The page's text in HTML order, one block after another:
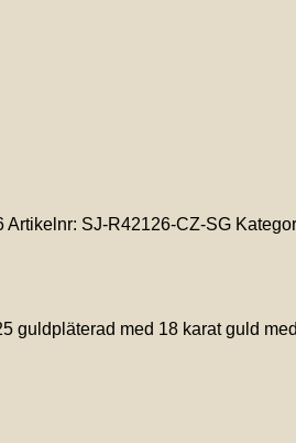
Artikelnr: SJ-R42126-CZ-SG
guldpläterad med 18 karat guld